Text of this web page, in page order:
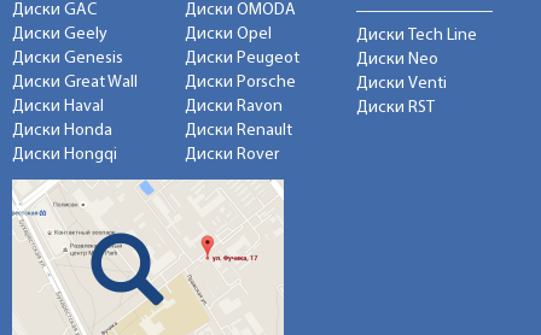
Диски GAC
Диски Geely
Диски Genesis
Диски Great Wall
Диски Haval
Диски Honda
Диски Hongqi
Диски OMODA
Диски Opel
Диски Peugeot
Диски Porsche
Диски Ravon
Диски Renault
Диски Rover
Диски Tech Line
Диски Neo
Диски Venti
Диски RST